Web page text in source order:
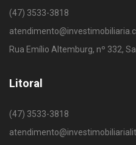
(47) 3533-3818
Rua Emílio Altemburg, nº 332,
Litoral
(47) 3533-3818